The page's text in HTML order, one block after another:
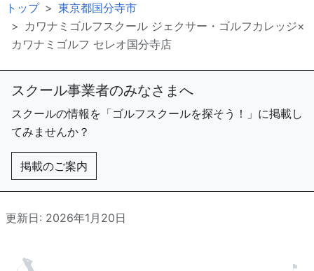
トップ
東京都国分寺市
カワナミゴルフスクール ジェクサー・ゴルフカレッジ×
カワナミゴルフ セレオ国分寺店
スクール事業者のみなさまへ
スクールの情報を「ゴルフスクールを探そう！」に掲載し
てみませんか？
掲載のご案内
更新日: 2026年1月20日